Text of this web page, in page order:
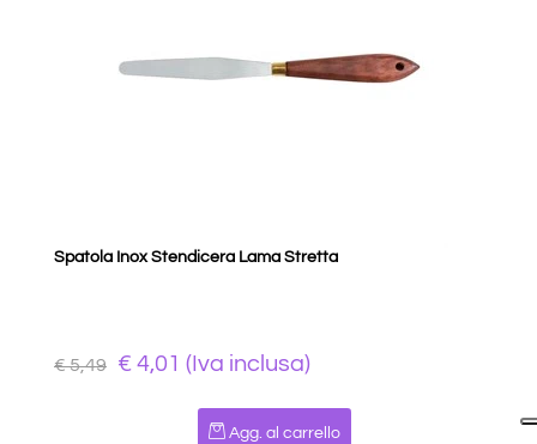
Spatola Inox Stendicera Lama Stretta
€ 5,49 € 4,01 (Iva inclusa)
Quantità
Agg. al carrello